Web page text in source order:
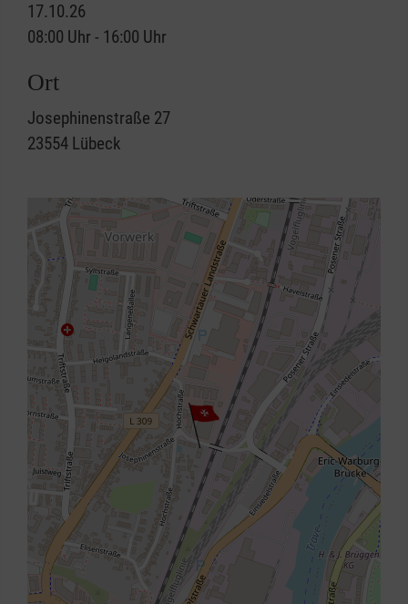
17.10.26
08:00 Uhr - 16:00 Uhr
Ort
Josephinenstraße 27
23554 Lübeck